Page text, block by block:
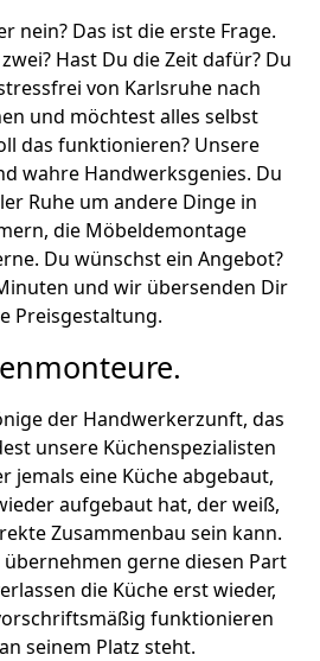
nein? Das ist die erste Frage.
Hast Du die Zeit dafür? Du
von Karlsruhe nach
und möchtest alles selbst
das funktionieren? Unsere
wahre Handwerksgenies. Du
Ruhe um andere Dinge in
die Möbeldemontage
Du wünschst ein Angebot?
und wir übersenden Dir
Preisgestaltung.
der Handwerkerzunft, das
unsere Küchenspezialisten
jemals eine Küche abgebaut,
aufgebaut hat, der weiß,
Zusammenbau sein kann.
übernehmen gerne diesen Part
die Küche erst wieder,
funktionieren
seinem Platz steht.